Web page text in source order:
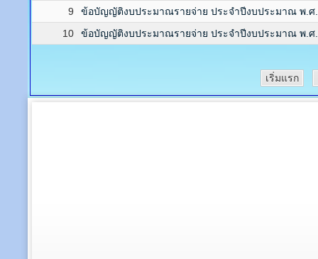
9
ข้อบัญญัติงบประมาณรายจ่าย ประจำปีงบประมาณ พ.ศ
10
ข้อบัญญัติงบประมาณรายจ่าย ประจำปีงบประมาณ พ.ศ
เริ่มแรก